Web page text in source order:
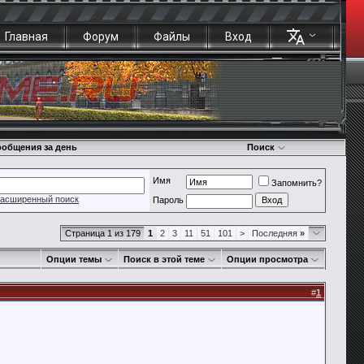
Главная Форум Файлы Вход
за день Поиск
поиск
Имя
Запомнить?
Пароль
Страница 1 из 179 1 2 3 11 51 101 > Последняя »
Опции темы Поиск в этой теме Опции просмотра
#1